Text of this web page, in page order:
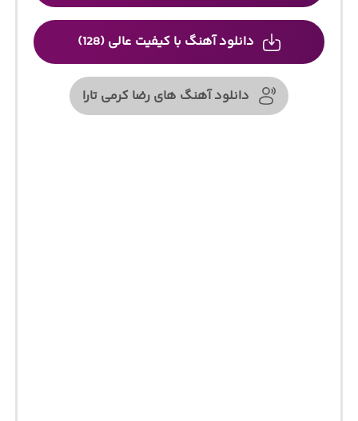
دانلود آهنگ با کیفیت عالی (128)
دانلود آهنگ های رضا کرمی تارا